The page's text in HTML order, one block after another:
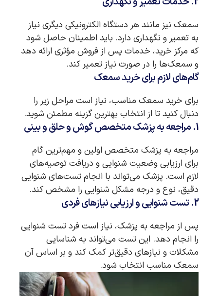
سمعک نیز مانند هر دستگاه الکترونیکی دیگری نیاز
به تعمیر و نگهداری دارد. باید اطمینان حاصل شود
که مرکز خرید، خدمات پس از فروش مؤثری ارائه دهد
و سمعک‌ها را در صورت نیاز تعمیر کند.
گام‌های لازم برای خرید سمعک
برای خرید سمعک مناسب، نیاز است مراحل زیر را
دنبال کنید تا از انتخاب بهترین گزینه مطمئن شوید.
1. مراجعه به پزشک متخصص گوش و حلق و بینی
مراجعه به پزشک متخصص اولین و مهم‌ترین گام
برای ارزیابی وضعیت شنوایی و دریافت توصیه‌های
لازم است. پزشک می‌تواند با انجام تست‌های شنوایی
دقیق، نوع و درجه مشکل شنوایی را مشخص کند.
2. تست شنوایی و ارزیابی نیازهای فردی
پس از مراجعه به پزشک، نیاز است فرد تست شنوایی
را انجام دهد. این تست می‌تواند به شناسایی
مشکلات و نیازهای دقیق‌تر کمک کند و بر اساس آن
سمعک مناسب انتخاب شود.